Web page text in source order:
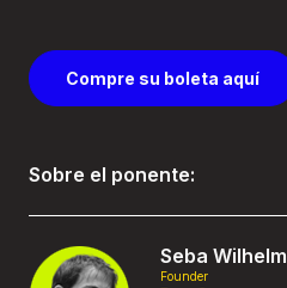
Compre su boleta aquí
Sobre el ponente:
Seba Wilhelm
Founder